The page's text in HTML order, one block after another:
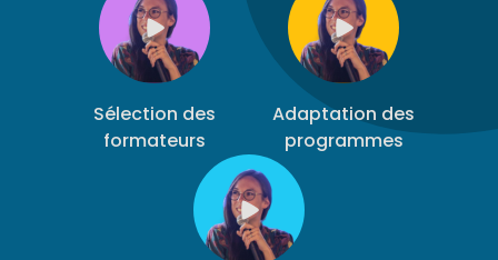
Sélection des
formateurs
Adaptation des
programmes